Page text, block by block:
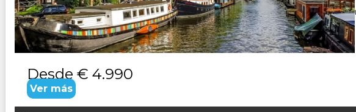
Paquete Turistico de 16 días 15 noches Visitando Frankfurt, Heidelberg,
Desde € 4.990
Ver más